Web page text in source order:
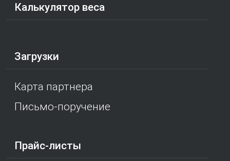
Калькулятор веса
Загрузки
Карта партнера
Письмо-поручение
Прайс-листы